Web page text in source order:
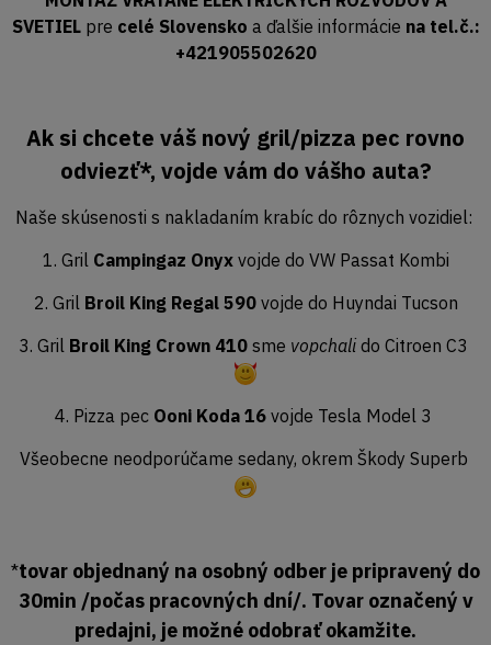
SVETIEL pre celé Slovensko a ďalšie informácie na tel.č.:
+421905502620
Ak si chcete váš nový gril/pizza pec rovno
odviezť*, vojde vám do vášho auta?
Naše skúsenosti s nakladaním krabíc do rôznych vozidiel:
1. Gril Campingaz Onyx vojde do VW Passat Kombi
2. Gril Broil King Regal 590vojde do Huyndai Tucson
3. Gril Broil King Crown 410 sme vopchali do Citroen C3
4. Pizza pec Ooni Koda 16 vojde Tesla Model 3
Všeobecne neodporúčame sedany, okrem Škody Superb
*tovar objednaný na osobný odber je pripravený do
30min /počas pracovných dní/. Tovar označený v
predajni, je možné odobrať okamžite.